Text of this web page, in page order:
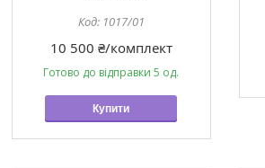
1017/01
10 500 ₴/комплект
Готово до відправки 5 од.
Купити